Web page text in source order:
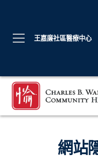
王嘉廉社區醫療中心
網站